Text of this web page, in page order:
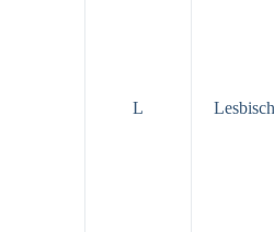
L Lesbisch